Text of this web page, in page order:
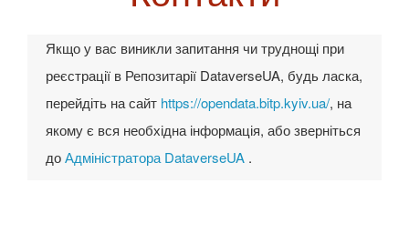
Якщо у вас виникли запитання чи труднощі при
реєстрації в Репозитарії DataverseUA, будь ласка,
перейдіть на сайт https://opendata.bitp.kyiv.ua/, на
якому є вся необхідна інформація, або зверніться
доАдміністратора DataverseUA .